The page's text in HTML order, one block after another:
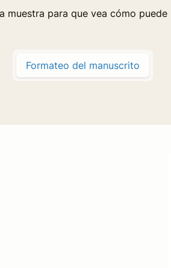
muestra para que vea cómo
Formateo del manuscrito